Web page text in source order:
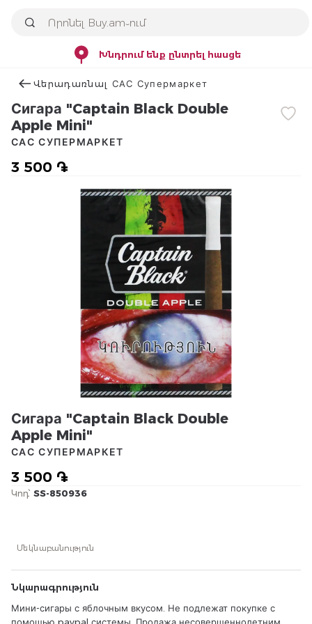
Խնդրում ենք ընտրել հասցե
Վերադառնալ САС Супермаркет
Сигара "Captain Black Double
Apple Mini"
3 500 ֏
САС СУПЕРМАРКЕТ
Сигара "Captain Black Double
Apple Mini"
3 500 ֏
САС СУПЕРМАРКЕТ
Կոդ՝ SS-850936
Մեկնաբանություն
Նկարագրություն
Мини-сигары с яблочным вкусом. Не подлежат покупке с
помощью paypal системы. Продажа несовершеннолетним